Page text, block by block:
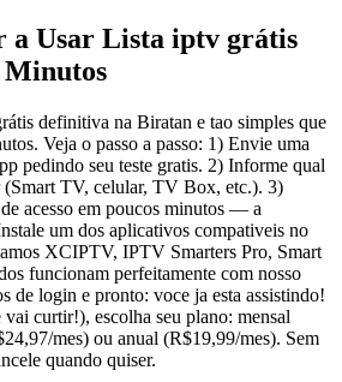
a Usar Lista iptv grátis
definitiva na Biratan e tao simples que
Veja o passo a passo: 1) Envie uma
pedindo seu teste gratis. 2) Informe qual
TV, celular, TV Box, etc.). 3)
acesso em poucos minutos — a
um dos aplicativos compativeis no
XCIPTV, IPTV Smarters Pro, Smart
funcionam perfeitamente com nosso
de login e pronto: voce ja esta assistindo!
curtir!), escolha seu plano: mensal
mes) ou anual (R$19,99/mes). Sem
quando quiser.